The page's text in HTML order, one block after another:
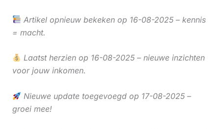
Artikel opnieuw bekeken op 16-08-2025 – kennis
= macht.
Laatst herzien op 16-08-2025 – nieuwe inzichten
voor jouw inkomen.
Nieuwe update toegevoegd op 17-08-2025 –
groei mee!